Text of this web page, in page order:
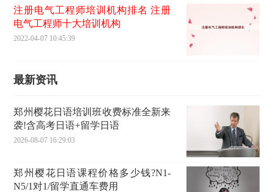
注册电气工程师培训机构排名 注册
电气工程师十大培训机构
2022-04-07 10:45:39
最新资讯
郑州樱花日语培训班收费标准全新来
袭!含高考日语+留学日语
2026-08-07 16:29:03
郑州樱花日语课程价格多少钱?N1-
N5/1对1/留学直通车费用